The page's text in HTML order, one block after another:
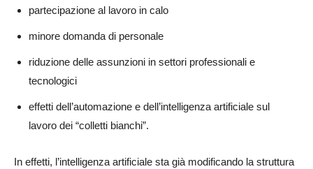
partecipazione al lavoro in calo
minore domanda di personale
riduzione delle assunzioni in settori professionali e
tecnologici
effetti dell’automazione e dell’intelligenza artificiale sul
lavoro dei “colletti bianchi”.
In effetti, l’intelligenza artificiale sta già modificando la struttura